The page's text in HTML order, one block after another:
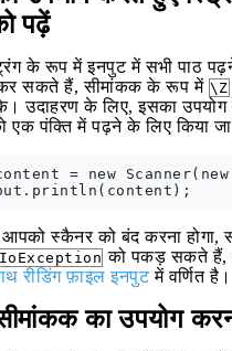
पढ़ें
के रूप में इनपुट में सभी पाठ
सकते हैं, सीमांकक के रूप में \Z
उदाहरण के लिए, इसका उपयोग
एक पंक्ति में पढ़ने के लिए किया
= new
स्कैनर को बंद करना होगा,
IoException को पकड़ सकते हैं,
रीडिंग फ़ाइल इनपुटमें वर्णित है।
का उपयोग